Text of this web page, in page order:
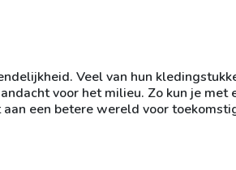
Veel van hun
voor het milieu. Zo kun je met
een betere wereld voor